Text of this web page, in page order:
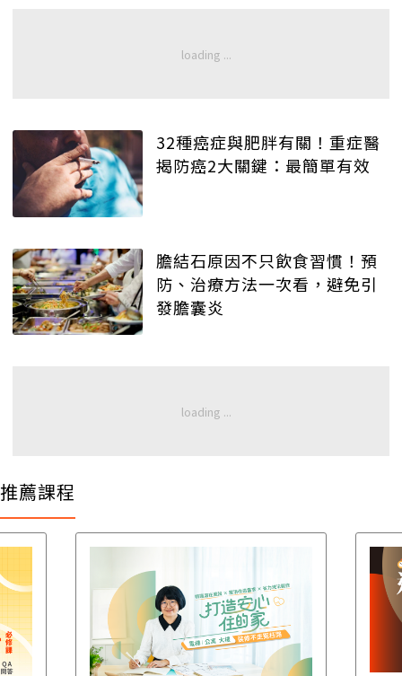
32種癌症與肥胖有關！重症醫
揭防癌2大關鍵：最簡單有效
膽結石原因不只飲食習慣！預
防、治療方法一次看，避免引
發膽囊炎
推薦課程